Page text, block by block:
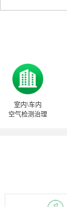
室内\车内
空气检测治理